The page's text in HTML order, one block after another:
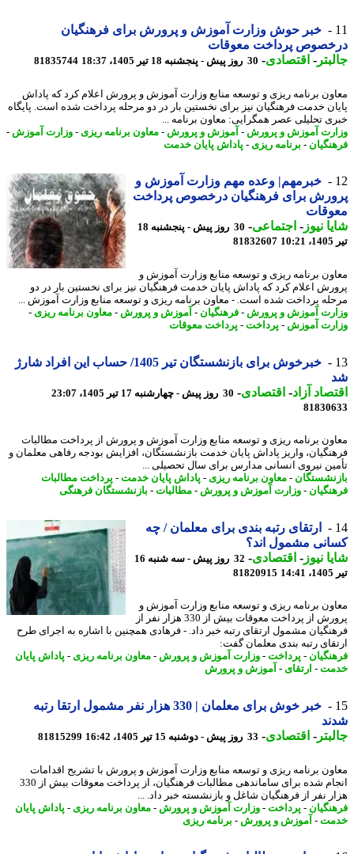
خبر حوش وزارت آموزش و پرورش برای فرهنگیان
پرداخت معوقات
-اقتصادی-30 روز پیش - پنجشنبه 18 تیر 1405، 18:37 81835744
برنامه ریزی و توسعه منابع وزارت آموزش و پرورش اعلام کرد که پاداش
خدمت فرهنگیان نیز برای نخستین بار در دو مرحله پرداخت شده است. پایگاه
تحلیلی عصر همگرایی: معاون برنامه ...
آموزش و پرورش-آموزش و پرورش-معاون برنامه ریزی - وزارت آموزش-
-برنامه ریزی - پاداش پایان خدمت
خبرمهم| وعده مهم وزارت آموزش و
برای فرهنگیان درخصوص پرداخت
نیوز-اجتماعی-
30 روز پیش - پنجشنبه 18
81832607
برنامه ریزی و توسعه منابع وزارت آموزش و
اعلام کرد که پاداش پایان خدمت فرهنگیان نیز برای نخستین بار در دو
پرداخت شده است. - معاون برنامه ریزی و توسعه منابع وزارت آموزش ...
آموزش و پرورش-فرهنگیان-آموزش و پرورش-معاون برنامه ریزی -
آموزش-پرداخت -پرداخت معوقات
خبرخوش برای بازنشستگان تیر 1405/ حساب این افراد شارژ
آزاد - اقتصادی-30 روز پیش - چهارشنبه 17 تیر 1405، 23:07
برنامه ریزی و توسعه منابع وزارت آموزش و پرورش از پرداخت مطالبات
واریز پاداش پایان خدمت بازنشستگان، افزایش بودجه رفاهی معلمان و
نیروی انسانی مدارس برای سال تحصیلی ...
-معاون برنامه ریزی - پاداش پایان خدمت-پرداخت مطالبات
-وزارت آموزش و پرورش-مطالبات-بازنشستگان فرهنگی
ارتقای رتبه بندی برای معلمان / چه
مشمول اند؟
نیوز-اقتصادی-
32 روز پیش - سه شنبه 16
81820915
برنامه ریزی و توسعه منابع وزارت آموزش و
پرورش از پرداخت معوقات بیش از 330 هزار نفر از
مشمول ارتقای رتبه خبر داد. - فرهادی همچنین با اشاره به اجرای طرح
رتبه بندی معلمان گفت:
-پرداخت -وزارت آموزش و پرورش-معاون برنامه ریزی - پاداش پایان
-ارتقای-آموزش و پرورش
خبر خوش برای معلمان | 330 هزار نفر مشمول ارتقا رتبه
-اقتصادی-33 روز پیش - دوشنبه 15 تیر 1405، 16:42 81815299
برنامه ریزی و توسعه منابع وزارت آموزش و پرورش با تشریح اقدامات
انجام شده برای ساماندهی مطالبات فرهنگیان، از پرداخت معوقات بیش از 330
نفر از فرهنگیان شاغل و بازنشسته خبر داد. ...
-پرداخت -وزارت آموزش و پرورش-معاون برنامه ریزی - پاداش پایان
-آموزش و پرورش-برنامه ریزی